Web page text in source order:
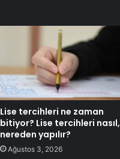
Lise tercihleri ne zaman
bitiyor? Lise tercihleri nasıl,
nereden yapılır?
Ağustos 3, 2026